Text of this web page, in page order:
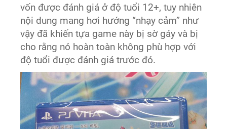
vốn được đánh giá ở độ tuổi 12+, tuy nhiên
nội dung mang hơi hướng “nhạy cảm” như
vậy đã khiến tựa game này bị sờ gáy và bị
cho rằng nó hoàn toàn không phù hợp với
độ tuổi được đánh giá trước đó.